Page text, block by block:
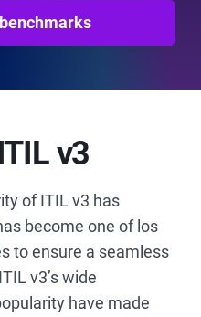
v3
of ITIL v3 has
become one of los
to ensure a seamless
v3’s wide
have made